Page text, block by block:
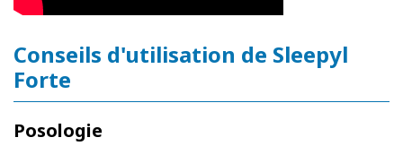
Conseils d'utilisation de Sleepyl
Forte
Posologie